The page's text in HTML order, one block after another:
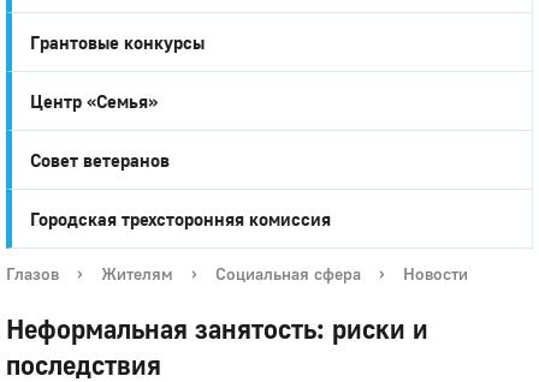
Грантовые конкурсы
Центр «Семья»
Совет ветеранов
Городская трехсторонняя комиссия
Глазов › Жителям › Социальная сфера › Новости
Неформальная занятость: риски и
последствия